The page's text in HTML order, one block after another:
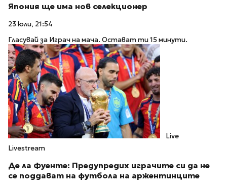
Япония ще има нов селекционер
23 юли, 21:54
Гласувай за Играч на мача. Остават ти 15 минути.
Live
Livestream
Де ла Фуенте: Предупредих играчите си да не
се поддават на футбола на аржентинците